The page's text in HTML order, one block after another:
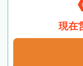
現在